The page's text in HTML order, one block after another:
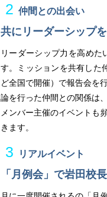
2 仲間との出会い
共にリーダーシップ
リーダーシップ力を高め
す。ミッションを共有した
ど全国で開催）で報告会を
論を行った仲間との関係は
メンバー主催のイベントも
きます。
3 リアルイベント
「月例会」で岩田校